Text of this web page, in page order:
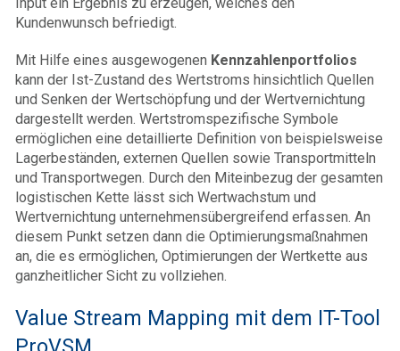
Kundenwunsch befriedigt.
Mit Hilfe eines ausgewogenen Kennzahlenportfolios
kann der Ist-Zustand des Wertstroms hinsichtlich Quellen
und Senken der Wertschöpfung und der Wertvernichtung
dargestellt werden. Wertstromspezifische Symbole
ermöglichen eine detaillierte Definition von beispielsweise
Lagerbeständen, externen Quellen sowie Transportmitteln
und Transportwegen. Durch den Miteinbezug der gesamten
logistischen Kette lässt sich Wertwachstum und
Wertvernichtung unternehmensübergreifend erfassen. An
diesem Punkt setzen dann die Optimierungsmaßnahmen
an, die es ermöglichen, Optimierungen der Wertkette aus
ganzheitlicher Sicht zu vollziehen.
Value Stream Mapping mit dem IT-Tool